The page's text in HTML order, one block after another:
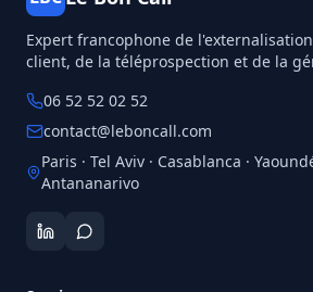
Expert francophone de
client, de la téléprospection et de la
06 52 52 02 52
contact@leboncall.com
Paris · Tel Aviv · Casablanca ·
Antananarivo